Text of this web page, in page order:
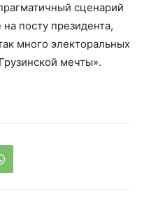
сценарий
посту президента,
много электоральных
мечты».